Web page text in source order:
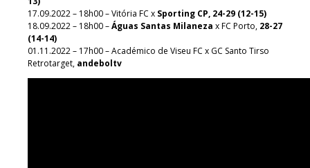
17.09.2022 – 18h00 – Vitória FC x Sporting CP, 24-29 (12-15)
18.09.2022 – 18h00 –Águas Santas Milaneza x FC Porto, 28-27
(14-14)
01.11.2022 – 17h00 – Académico de Viseu FC x GC Santo Tirso
Retrotarget, andeboltv